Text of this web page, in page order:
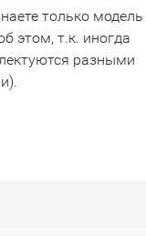
только модель
этом, т.к. иногда
разными